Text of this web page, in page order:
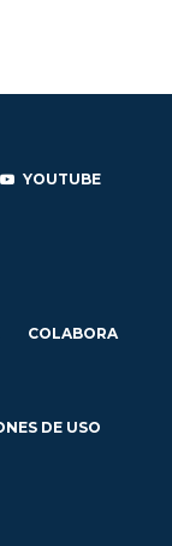
YOUTUBE
COLABORA
DE USO